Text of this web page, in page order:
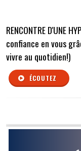
RENCONTRE D'UNE
confiance en vous
vivre au quotidien!)
ÉCOUTEZ